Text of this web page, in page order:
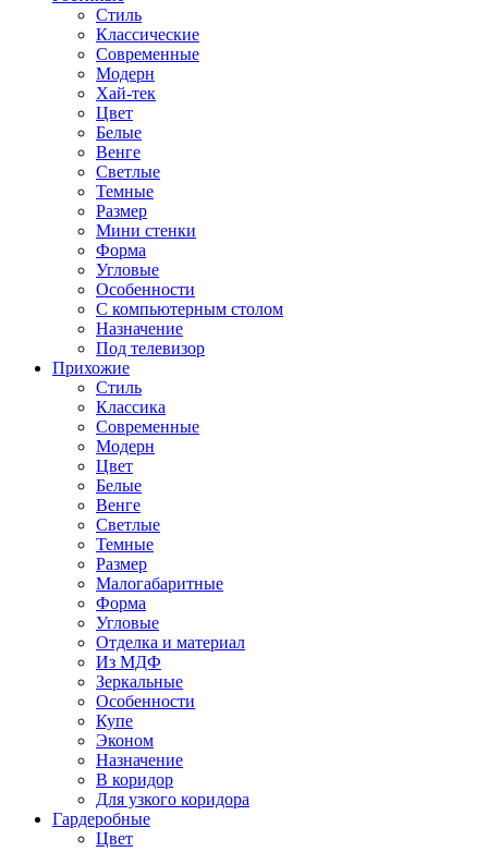
Стиль
Классические
Современные
Модерн
Хай-тек
Цвет
Белые
Венге
Светлые
Темные
Размер
Мини стенки
Форма
Угловые
Особенности
С компьютерным столом
Назначение
Под телевизор
Прихожие
Стиль
Классика
Современные
Модерн
Цвет
Белые
Венге
Светлые
Темные
Размер
Малогабаритные
Форма
Угловые
Отделка и материал
Из МДФ
Зеркальные
Особенности
Купе
Эконом
Назначение
В коридор
Для узкого коридора
Гардеробные
Цвет